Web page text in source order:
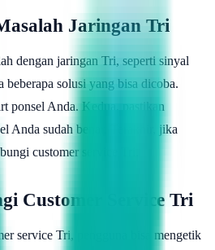
Jaringan Tri
dengan jaringan Tri, seperti sinyal
beberapa solusi yang bisa dicoba.
ponsel Anda. Kedua, pastikan
Anda sudah benar. Terakhir, jika
customer service Tri.
Customer Service Tri
service Tri, pengguna bisa mengetik